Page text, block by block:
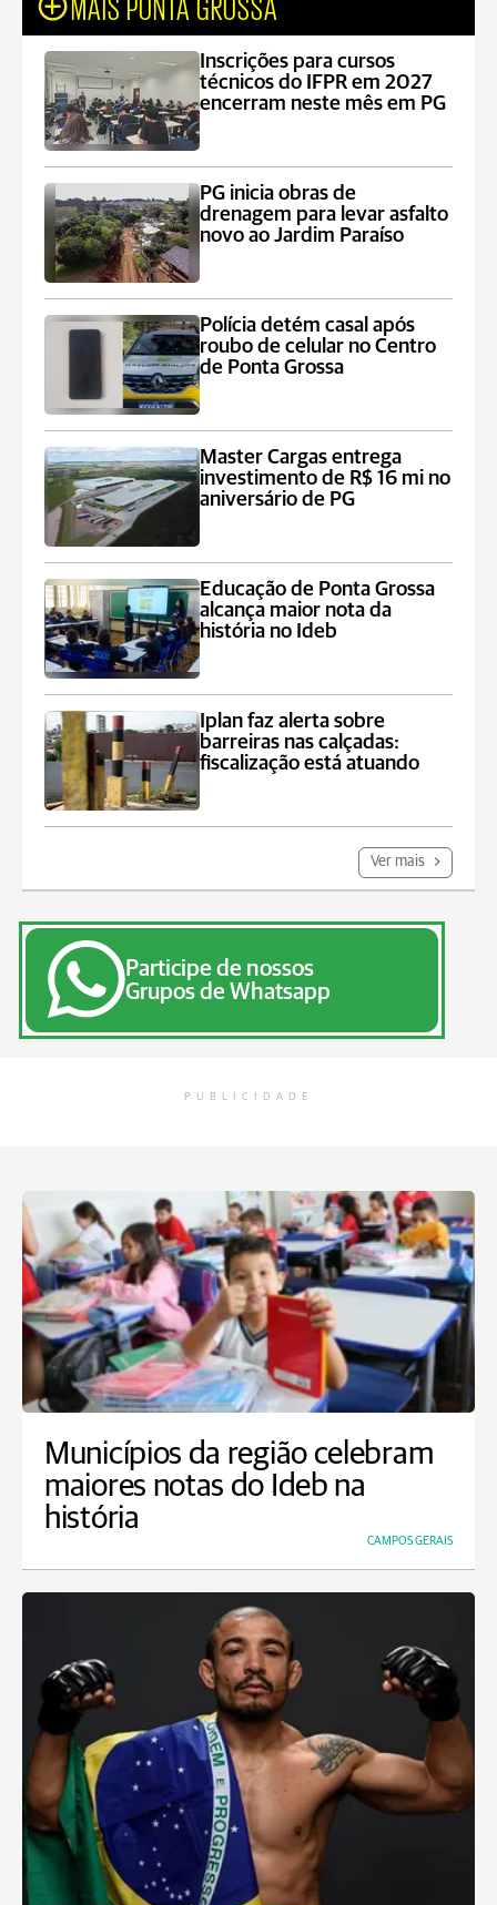
Inscrições para cursos
técnicos do IFPR em 2027
encerram neste mês em PG
PG inicia obras de
drenagem para levar asfalto
novo ao Jardim Paraíso
Polícia detém casal após
roubo de celular no Centro
de Ponta Grossa
Master Cargas entrega
investimento de R$ 16 mi no
aniversário de PG
Educação de Ponta Grossa
alcança maior nota da
história no Ideb
Iplan faz alerta sobre
barreiras nas calçadas:
fiscalização está atuando
Ver mais
Participe de nossos
Grupos de Whatsapp
PUBLICIDADE
Municípios da região celebram
maiores notas do Ideb na
história
CAMPOS GERAIS